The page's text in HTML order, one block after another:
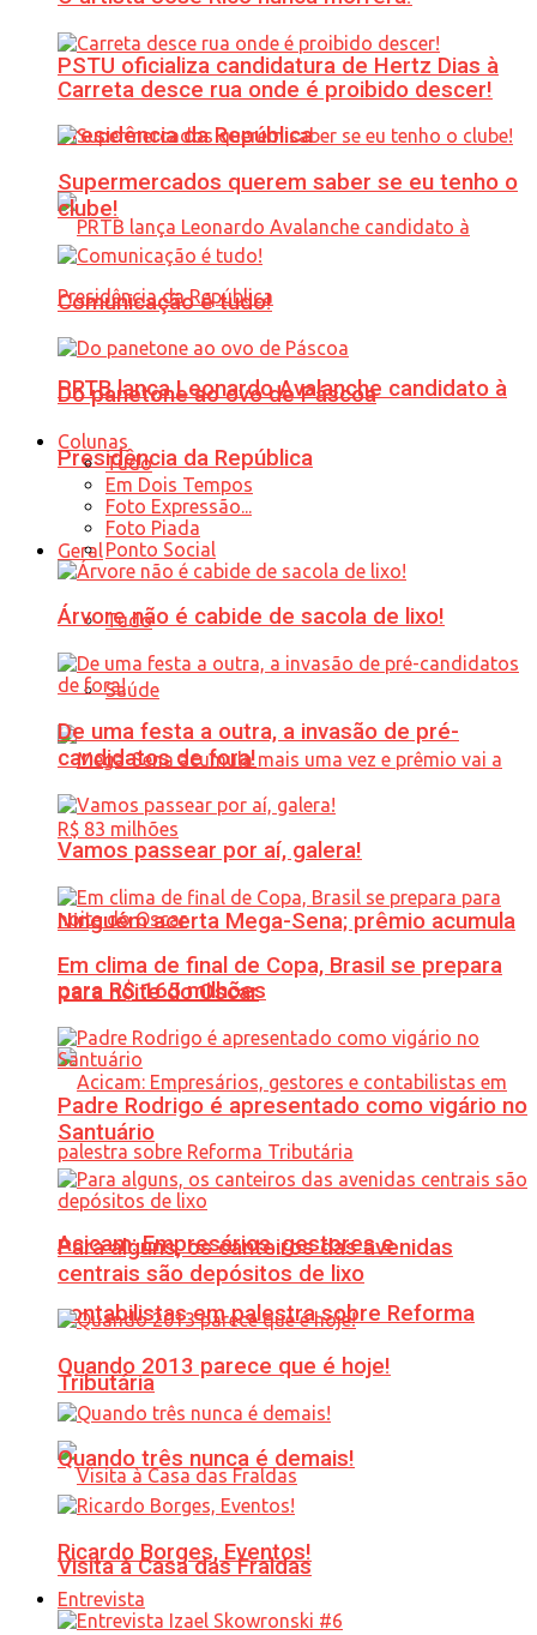
PSTU oficializa candidatura de Hertz Dias à
Presidência da República
PRTB lança Leonardo Avalanche candidato à
Presidência da República
Geral
Tudo
Saúde
Ninguém acerta Mega-Sena; prêmio acumula
para R$ 165 milhões
Acicam: Empresários, gestores e
contabilistas em palestra sobre Reforma
Tributária
Visita à Casa das Fraldas
Carreta desce rua onde é proibido descer!
Supermercados querem saber se eu tenho o
clube!
Comunicação é tudo!
Do panetone ao ovo de Páscoa
Colunas
Tudo
Em Dois Tempos
Foto Expressão...
Foto Piada
Ponto Social
Árvore não é cabide de sacola de lixo!
De uma festa a outra, a invasão de pré-
candidatos de fora!
Vamos passear por aí, galera!
Em clima de final de Copa, Brasil se prepara
para noite do Oscar
Padre Rodrigo é apresentado como vigário no
Santuário
Para alguns, os canteiros das avenidas
centrais são depósitos de lixo
Quando 2013 parece que é hoje!
Quando três nunca é demais!
Ricardo Borges, Eventos!
Entrevista